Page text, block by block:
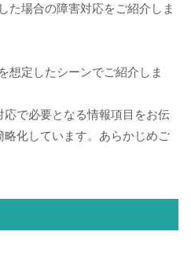
た場合の障害対応をご紹介しま
想定したシーンでご紹介しま
で必要となる情報項目をお伝
化しています。あらかじめご